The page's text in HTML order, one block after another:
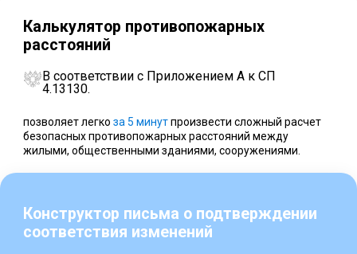
Калькулятор противопожарных
расстояний
В соответствии с Приложением А к СП
4.13130.
позволяет легко за 5 минутпроизвести сложный расчет
безопасных противопожарных расстояний между
жилыми, общественными зданиями, сооружениями.
Конструктор письма о подтверждении
соответствия изменений